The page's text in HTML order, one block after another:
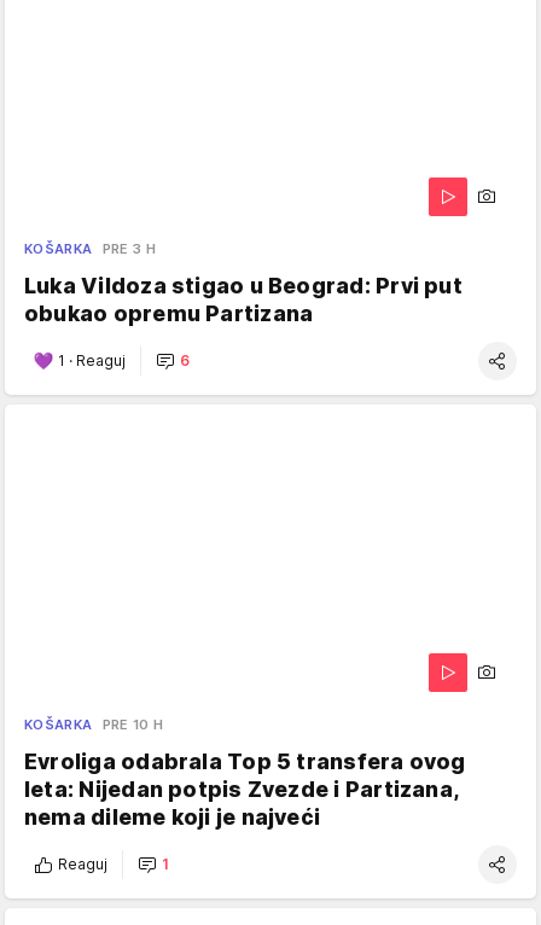
KOŠARKA PRE 3 H
Luka Vildoza stigao u Beograd: Prvi put
obukao opremu Partizana
1 · Reaguj 6
KOŠARKA PRE 10 H
Evroliga odabrala Top 5 transfera ovog
leta: Nijedan potpis Zvezde i Partizana,
nema dileme koji je najveći
Reaguj 1